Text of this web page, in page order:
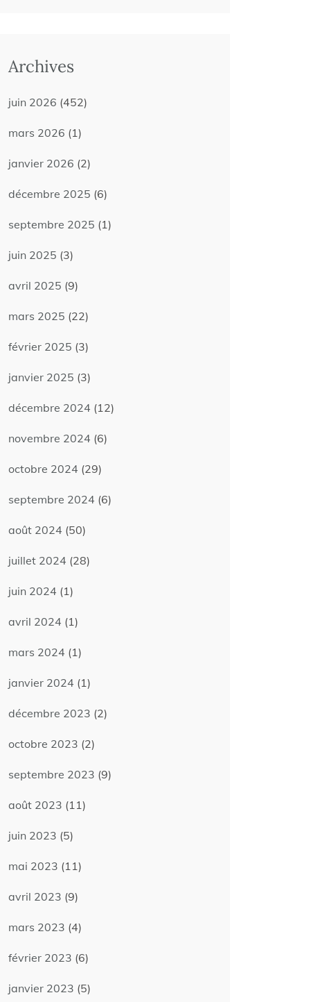
Archives
juin 2026 (452)
mars 2026 (1)
janvier 2026 (2)
décembre 2025 (6)
septembre 2025 (1)
juin 2025 (3)
avril 2025 (9)
mars 2025 (22)
février 2025 (3)
janvier 2025 (3)
décembre 2024 (12)
novembre 2024 (6)
octobre 2024 (29)
septembre 2024 (6)
août 2024 (50)
juillet 2024 (28)
juin 2024 (1)
avril 2024 (1)
mars 2024 (1)
janvier 2024 (1)
décembre 2023 (2)
octobre 2023 (2)
septembre 2023 (9)
août 2023 (11)
juin 2023 (5)
mai 2023 (11)
avril 2023 (9)
mars 2023 (4)
février 2023 (6)
janvier 2023 (5)